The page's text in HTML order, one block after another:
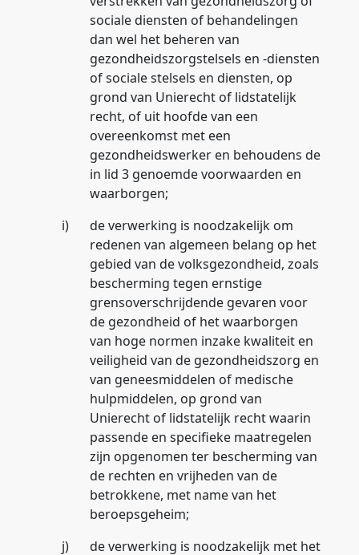
sociale diensten of behandelingen
dan wel het beheren van
gezondheidszorgstelsels en -diensten
of sociale stelsels en diensten, op
grond van Unierecht of lidstatelijk
recht, of uit hoofde van een
overeenkomst met een
gezondheidswerker en behoudens de
in lid 3 genoemde voorwaarden en
waarborgen;
i)
de verwerking is noodzakelijk om
redenen van algemeen belang op het
gebied van de volksgezondheid, zoals
bescherming tegen ernstige
grensoverschrijdende gevaren voor
de gezondheid of het waarborgen
van hoge normen inzake kwaliteit en
veiligheid van de gezondheidszorg en
van geneesmiddelen of medische
hulpmiddelen, op grond van
Unierecht of lidstatelijk recht waarin
passende en specifieke maatregelen
zijn opgenomen ter bescherming van
de rechten en vrijheden van de
betrokkene, met name van het
beroepsgeheim;
j)
de verwerking is noodzakelijk met het